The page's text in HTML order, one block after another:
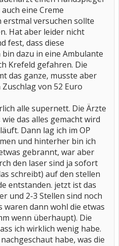
eine Creme
versuchen sollte
Hat aber leider nicht
fest, dass diese
dazu in eine Ambulante
Krefeld gefahren. Die
das ganze, musste aber
von 52 Euro
alle supernett. Die Ärzte
das alles gemacht wird
Dann lag ich im OP
und hinterher bin ich
gebrannt, war aber
den laser sind ja sofort
schreibt) auf den stellen
entstanden. jetzt ist das
und 2-3 Stellen sind noch
dann wohl die etwas
wenn überhaupt). Die
ich wirklich wenig habe.
habe, was die